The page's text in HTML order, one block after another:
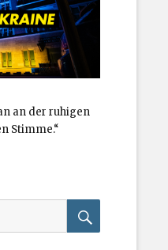
an der ruhigen
Stimme.“